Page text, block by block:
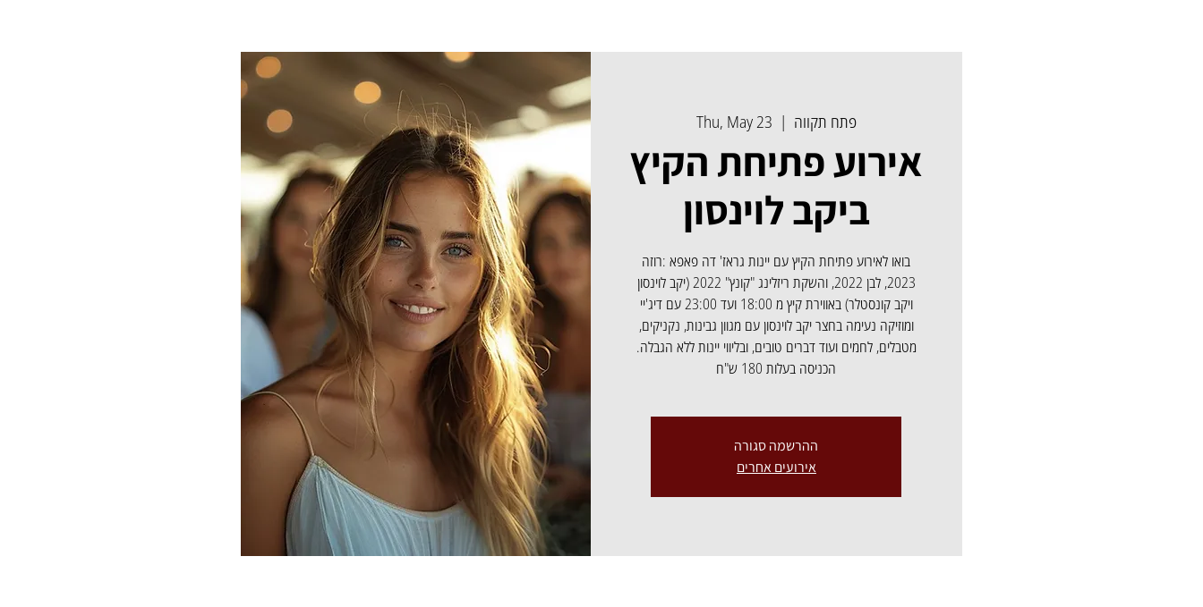
Thu, May 23
  |
פתח תקווה
אירוע פתיחת הקיץ
ביקב לוינסון
בואו לאירוע פתיחת הקיץ עם יינות גראז' דה פאפא :רוזה
2023, לבן 2022, והשקת ריזלינג "קונץ" 2022 (יקב לוינסון
ויקב קונסטלר) באווירת קיץ מ 18:00 ועד 23:00 עם דיג'יי
ומוזיקה נעימה בחצר יקב לוינסון עם מגוון גבינות, נקניקים,
מטבלים, לחמים ועוד דברים טובים, ובליווי יינות ללא הגבלה.
הכניסה בעלות 180 ש"ח
ההרשמה סגורה
אירועים אחרים